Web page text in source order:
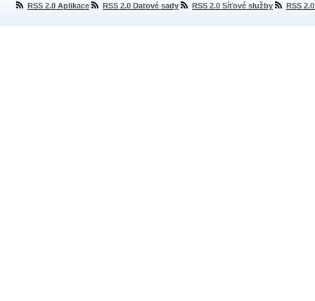
RSS 2.0 Aplikace RSS 2.0 Datové sady RSS 2.0 Síťové služby RSS